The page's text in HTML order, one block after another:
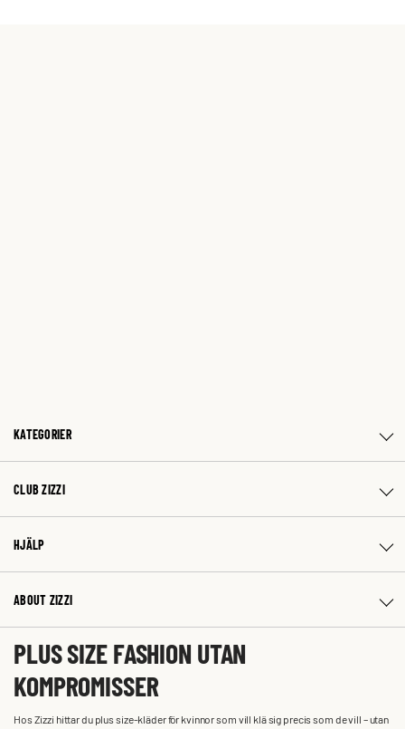
KATEGORIER
CLUB ZIZZI
HJÄLP
ABOUT ZIZZI
PLUS SIZE FASHION UTAN
KOMPROMISSER
Hos Zizzi hittar du plus size-kläder för kvinnor som vill klä sig precis som de vill – utan